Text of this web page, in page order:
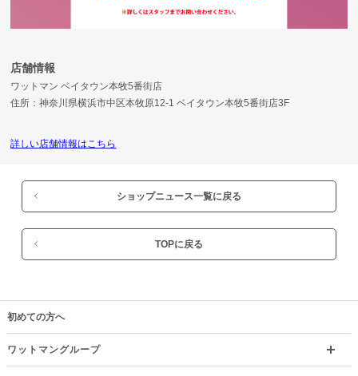
店舗情報
ワットマン ベイタウン本牧5番街店
住所：神奈川県横浜市中区本牧原12-1 ベイタウン本牧5番街店3F
詳しい店舗情報はこちら
ショップニュース一覧に戻る
TOPに戻る
初めての方へ
ワットマングループ